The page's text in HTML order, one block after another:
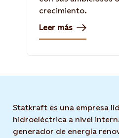
crecimiento.
Leer más
Statkraft es una empresa
hidroeléctrica a nivel
generador de energía